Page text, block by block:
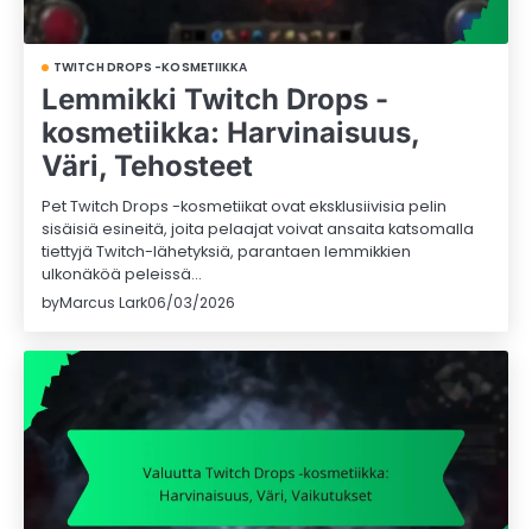
TWITCH DROPS -KOSMETIIKKA
Lemmikki Twitch Drops -
kosmetiikka: Harvinaisuus,
Väri, Tehosteet
Pet Twitch Drops -kosmetiikat ovat eksklusiivisia pelin
sisäisiä esineitä, joita pelaajat voivat ansaita katsomalla
tiettyjä Twitch-lähetyksiä, parantaen lemmikkien
ulkonäköä peleissä…
byMarcus Lark06/03/2026